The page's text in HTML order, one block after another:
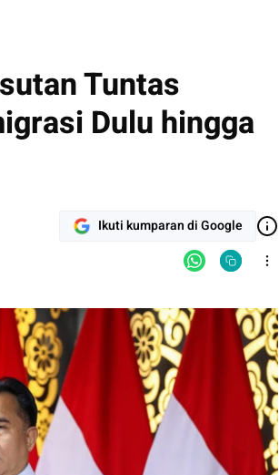
Tuntas
Dulu hingga
Ikuti kumparan di Google